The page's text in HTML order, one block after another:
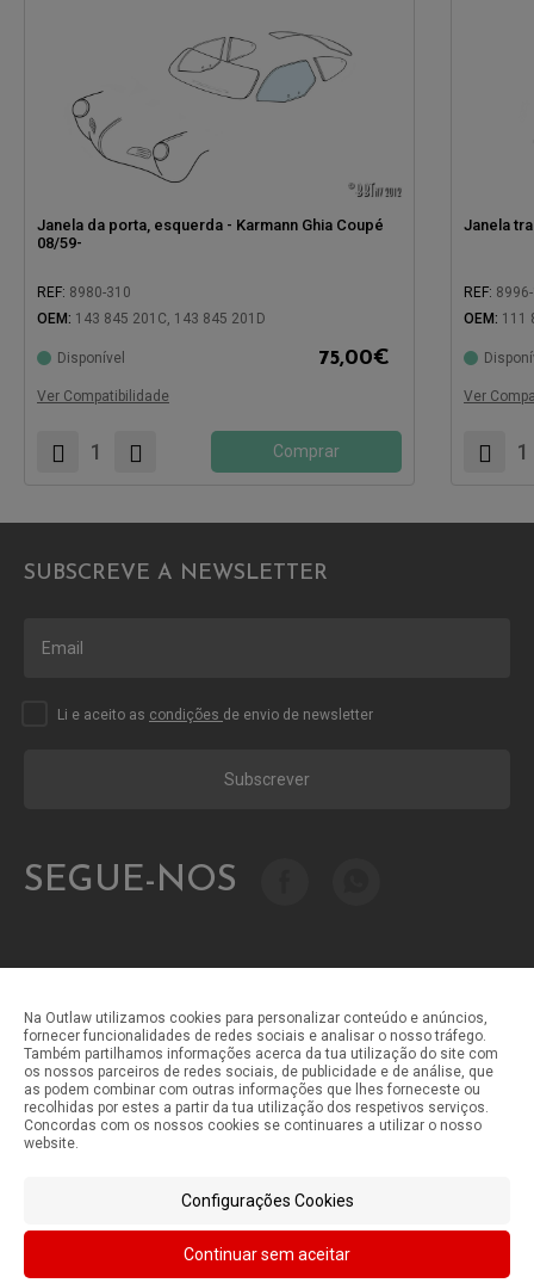
Janela da porta, esquerda - Karmann Ghia Coupé
08/59-
REF: 8980-310
OEM: 143 845 201C, 143 845 201D
Disponível 75,00€
Ver Compatibilidade
Comprar
Janela
REF:
OEM: 111
Ver
SUBSCREVE A NEWSLETTER
Subscrever
Li e aceito as condições de envio de newsletter
SEGUE-NOS
Métodos de pagamento
Métodos de envio
©Outlaw Parts 2024 . Todos os direitos reservados.
Na Outlaw utilizamos cookies para personalizar conteúdo e anúncios,
fornecer funcionalidades de redes sociais e analisar o nosso tráfego.
Também partilhamos informações acerca da tua utilização do site com
os nossos parceiros de redes sociais, de publicidade e de análise, que
as podem combinar com outras informações que lhes forneceste ou
recolhidas por estes a partir da tua utilização dos respetivos serviços.
Concordas com os nossos cookies se continuares a utilizar o nosso
website.
Configurações Cookies
Continuar sem aceitar